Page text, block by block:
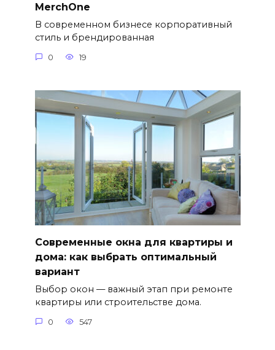
MerchOne
В современном бизнесе корпоративный
стиль и брендированная
0 19
Современные окна для квартиры и
дома: как выбрать оптимальный
вариант
Выбор окон — важный этап при ремонте
квартиры или строительстве дома.
0 547